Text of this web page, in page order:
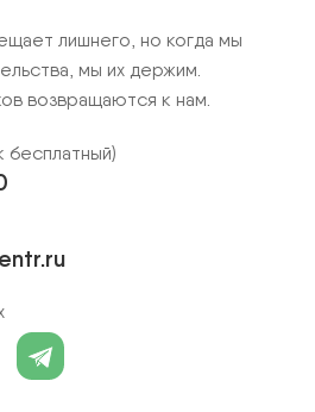
лишнего, но когда мы
мы их держим.
возвращаются к нам.
бесплатный)